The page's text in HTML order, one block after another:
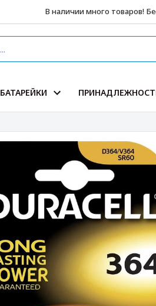
В наличии много товаров!
БАТАРЕЙКИ